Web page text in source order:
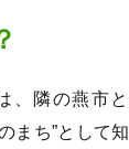
、隣の燕市
まち”として